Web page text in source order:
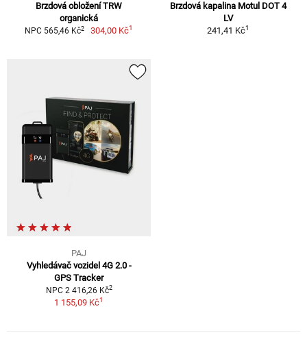
Brzdová obložení TRW
organická
NPC 565,46 Kč2 304,00 Kč1
Brzdová kapalina Motul DOT 4
LV
241,41 Kč1
PAJ
Vyhledávač vozidel 4G 2.0 -
GPS Tracker
NPC 2 416,26 Kč2
1 155,09 Kč1